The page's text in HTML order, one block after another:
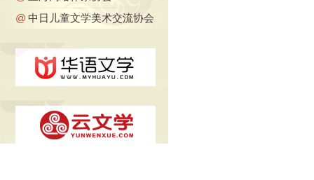
@ 中日儿童文学美术交流协会